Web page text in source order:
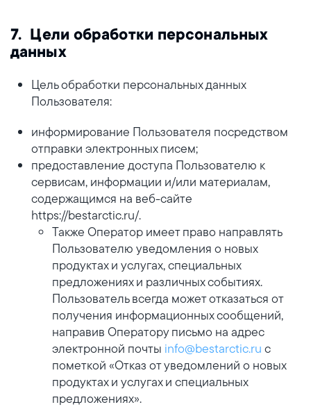
7. Цели обработки персональных
данных
Цель обработки персональных данных
Пользователя:
информирование Пользователя посредством
отправки электронных писем;
предоставление доступа Пользователю к
сервисам, информации и/или материалам,
содержащимся на веб-сайте
https://bestarctic.ru/.
Также Оператор имеет право направлять
Пользователю уведомления о новых
продуктах и услугах, специальных
предложениях и различных событиях.
Пользователь всегда может отказаться от
получения информационных сообщений,
направив Оператору письмо на адрес
электронной почты info@bestarctic.ru с
пометкой «Отказ от уведомлений о новых
продуктах и услугах и специальных
предложениях».